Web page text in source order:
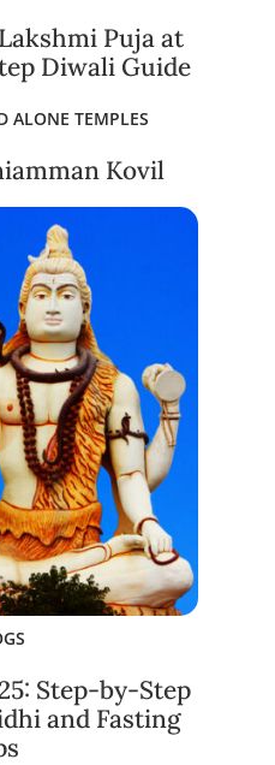
Puja at
Diwali Guide
ALONE TEMPLES
Kovil
Step-by-Step
and Fasting